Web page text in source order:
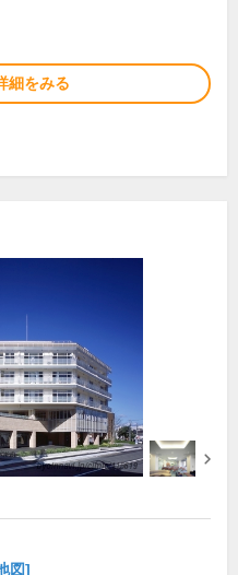
細をみる
図]